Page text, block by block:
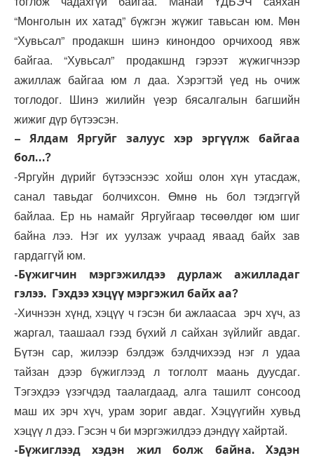
“Монголын их хатад” бүжгэн жүжиг тавьсан юм. Мөн
“Хувьсал” продакшн шинэ кинондоо орчихоод явж
байгаа. “Хувьсал” продакшнд гэрээт жүжигчнээр
ажиллаж байгаа юм л даа. Хэрэгтэй үед нь очиж
тоглодог. Шинэ жилийн үеэр бясалгалын багшийн
жижиг дүр бүтээсэн.
– Ялдам Яргуйг залуус хэр эргүүлж байгаа
бол…?
-Яргуйн дүрийг бүтээснээс хойш олон хүн утасдаж,
санал тавьдаг болчихсон. Өмнө нь бол тэгдэггүй
байлаа. Ер нь намайг Яргуйгаар төсөөлдөг юм шиг
байна лээ. Нэг их уулзаж учраад яваад байх зав
гардаггүй юм.
-Бүжигчин мэргэжилдээ дурлаж ажилладаг
гэлээ. Гэхдээ хэцүү мэргэжил байх аа?
-Хичнээн хүнд, хэцүү ч гэсэн би ажлаасаа эрч хүч, аз
жаргал, таашаал гээд бүхий л сайхан зүйлийг авдаг.
Бүтэн сар, жилээр бэлдэж бэлдчихээд нэг л удаа
тайзан дээр бүжиглээд л тоглолт маань дуусдаг.
Тэгэхдээ үзэгчдэд таалагдаад, алга ташилт сонсоод
маш их эрч хүч, урам зориг авдаг. Хэцүүгийн хувьд
хэцүү л дээ. Гэсэн ч би мэргэжилдээ дэндүү хайртай.
-Бүжиглээд хэдэн жил болж байна. Хэдэн